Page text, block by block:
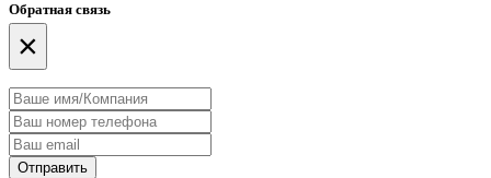
Обратная связь
×
Отправить